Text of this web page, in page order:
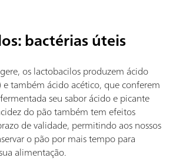
bactérias úteis
os lactobacilos produzem ácido
e também ácido acético, que conferem
seu sabor ácido e picante
do pão também tem efeitos
de validade, permitindo aos nossos
o pão por mais tempo para
alimentação.